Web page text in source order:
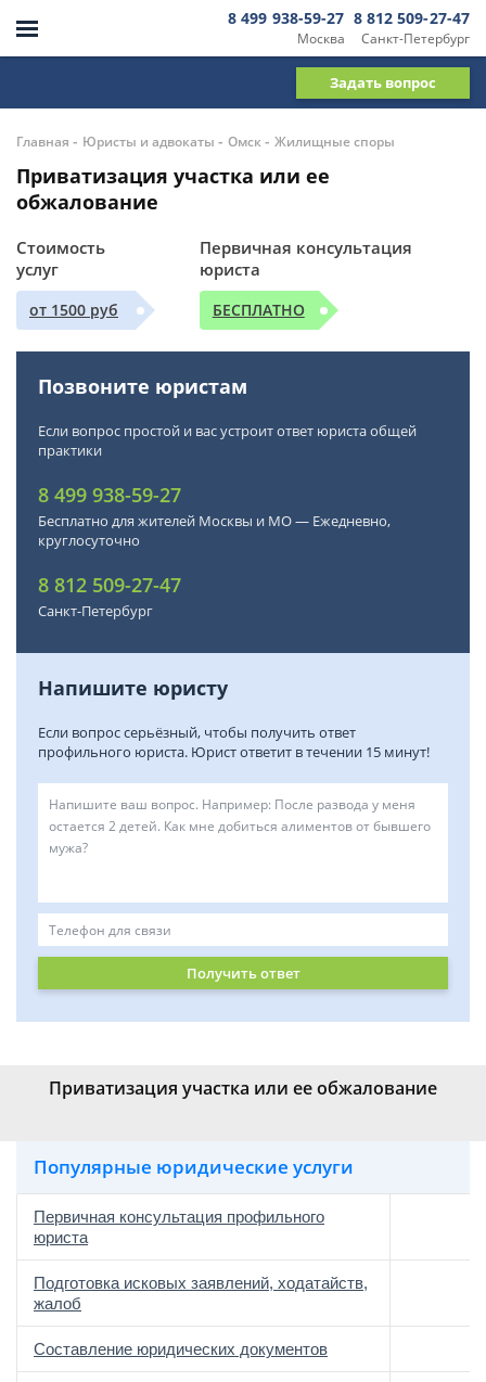
Москва
8 499 938-59-27
Санкт-Петербург
8 812 509-27-47
Задать вопрос
Главная - Юристы и адвокаты - Омск- Жилищные споры
Приватизация участка или ее
обжалование
Стоимость
услуг
от 1500 руб
Первичная консультация
юриста
БЕСПЛАТНО
Позвоните юристам
Если вопрос простой и вас устроит ответ юриста общей
практики
8 499 938-59-27
Бесплатно для жителей Москвы и МО — Ежедневно,
круглосуточно
8 812 509-27-47
Санкт-Петербург
Напишите юристу
Если вопрос серьёзный, чтобы получить ответ
профильного юриста. Юрист ответит в течении 15 минут!
Получить ответ
Приватизация участка или ее обжалование
Популярные юридические услуги
Первичная консультация профильного
юриста
Подготовка исковых заявлений, ходатайств,
жалоб
Составление юридических документов